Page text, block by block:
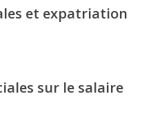
et expatriation
sur le salaire